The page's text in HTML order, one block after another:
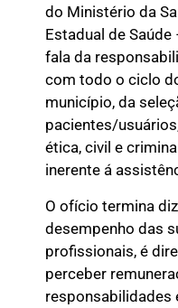
do Ministério da
Estadual de
fala da
com todo o ciclo
município, da
pacientes/
ética, civil e
inerente á
O ofício termina
desempenho das
profissionais, é
perceber
responsabilidades